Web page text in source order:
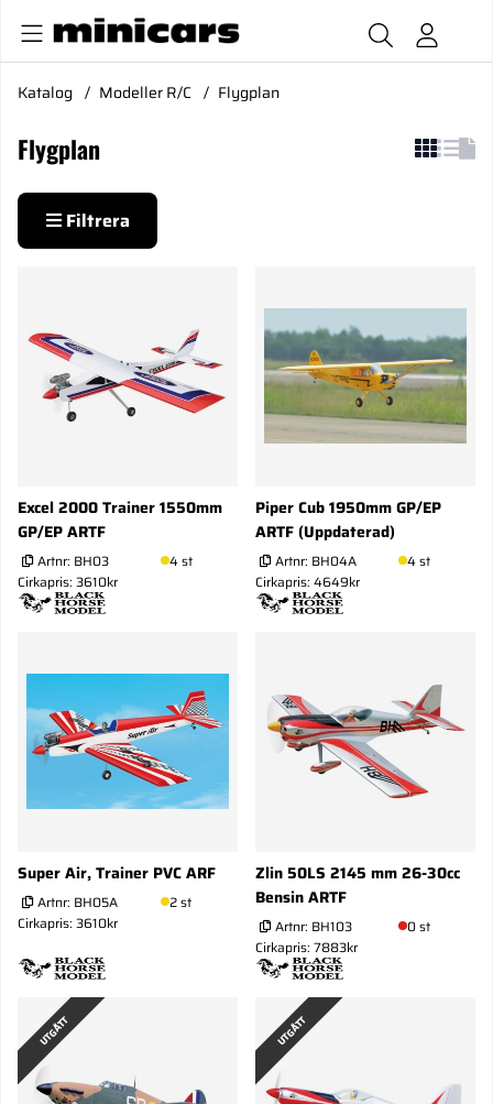
Katalog Modeller R/C Flygplan
Flygplan
Filtrera
Excel 2000 Trainer 1550mm
GP/EP ARTF
Artnr: BH03
4 st
Cirkapris: 3610kr
Piper Cub 1950mm GP/EP
ARTF (Uppdaterad)
Artnr: BH04A
4 st
Cirkapris: 4649kr
Super Air, Trainer PVC ARF
Artnr: BH05A
2 st
Cirkapris: 3610kr
Zlin 50LS 2145 mm 26-30cc
Bensin ARTF
Artnr: BH103
0 st
Cirkapris: 7883kr
UTGÅTT UTGÅTT